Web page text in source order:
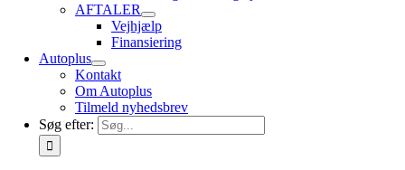
AFTALER
Vejhjælp
Finansiering
Autoplus
Kontakt
Om Autoplus
Tilmeld nyhedsbrev
Søg efter: